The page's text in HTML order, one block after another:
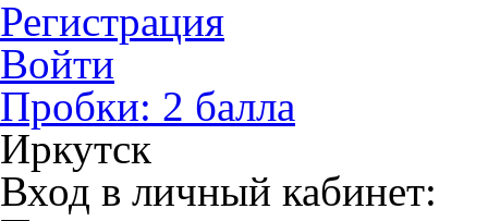
Регистрация
Войти
Пробки: 2 балла
Иркутск
Вход в личный кабинет: